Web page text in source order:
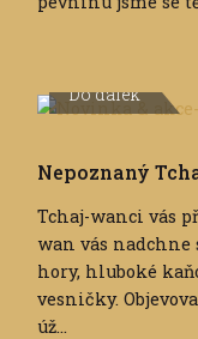
Do dálek
Nepoznaný
Tchaj-wanci vás
wan vás nadchne
hory, hluboké
vesničky.
úž...